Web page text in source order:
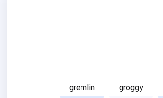
gremlin groggy